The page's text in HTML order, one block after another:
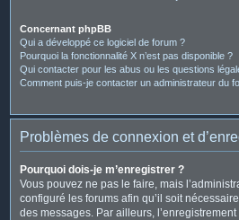
Concernant phpBB
Qui a développé ce logiciel de forum ?
Pourquoi la fonctionnalité X n’est pas disponible ?
Qui contacter pour les abus ou les questions
Comment puis-je contacter un administrateur du
Problèmes de connexion et
Pourquoi dois-je m’enregistrer ?
Vous pouvez ne pas le faire, mais
configuré les forums afin qu’il soit
des messages. Par ailleurs,